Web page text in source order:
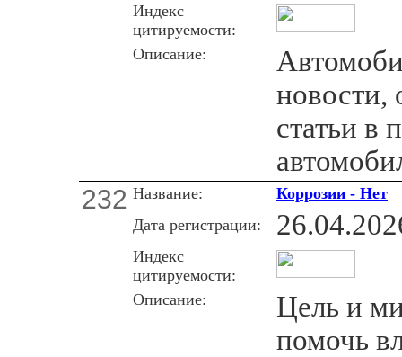
Индекс
цитируемости:
Описание:
новости,
статьи в
232 Название:
Коррозии - Нет
Дата регистрации:
Индекс
цитируемости:
Описание:
Цель и
помочь